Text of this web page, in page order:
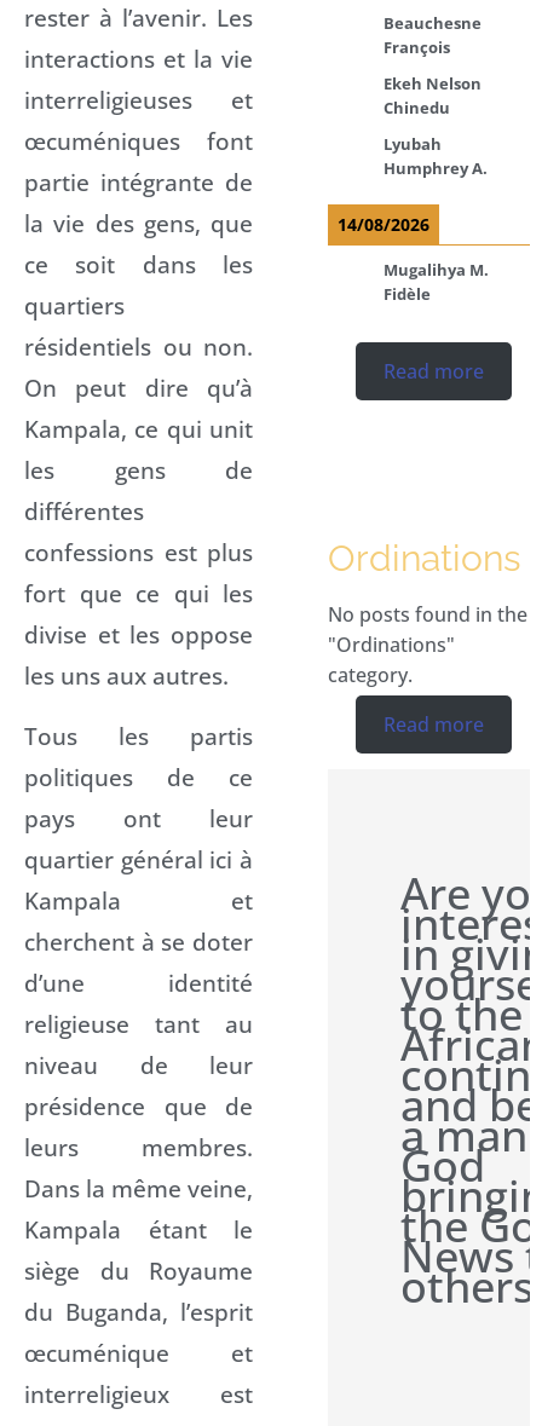
rester à l’avenir. Les
interactions et la vie
interreligieuses et
œcuméniques font
partie intégrante de
la vie des gens, que
ce soit dans les
quartiers
résidentiels ou non.
On peut dire qu’à
Kampala, ce qui unit
les gens de
différentes
confessions est plus
fort que ce qui les
divise et les oppose
les uns aux autres.
Tous les partis
politiques de ce
pays ont leur
quartier général ici à
Kampala et
cherchent à se doter
d’une identité
religieuse tant au
niveau de leur
présidence que de
leurs membres.
Dans la même veine,
Kampala étant le
siège du Royaume
du Buganda, l’esprit
œcuménique et
interreligieux est
Beauchesne
François
Ekeh Nelson
Chinedu
Lyubah
Humphrey A.
14/08/2026
Mugalihya M.
Fidèle
Read more
Ordinations
No posts found in the
"Ordinations"
category.
Read more
Are
in
to the
and
a man
God
the
News